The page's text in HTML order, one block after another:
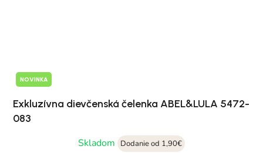
NOVINKA
Exkluzívna dievčenská čelenka ABEL&LULA 5472-
083
Skladom
Dodanie od 1,90€